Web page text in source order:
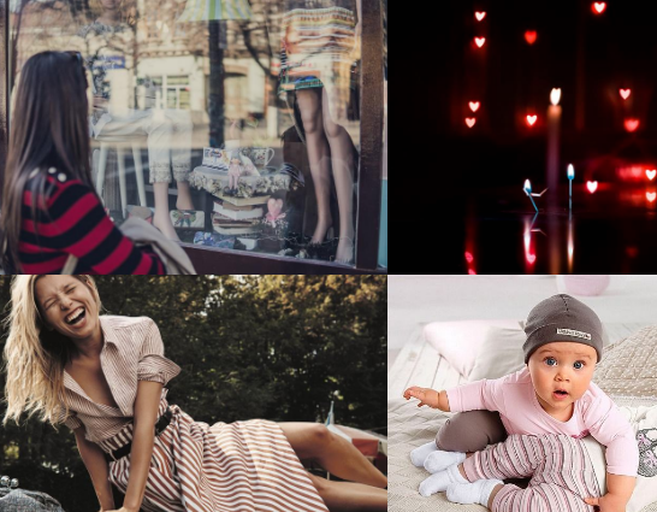
Развитие и поддержка
интернет-витрины StepClub
Смотреть проект
Развитие
магазина "Всё
Смотреть проект
Имиджевый сайт для сети
магазинов Soho Project
Увеличили
интернет-
topdatop.ru на